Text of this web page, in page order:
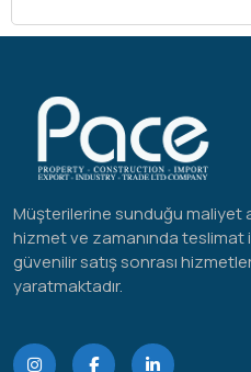
Müşterilerine sunduğu maliyet
hizmet ve zamanında teslimat
güvenilir satış sonrası
yaratmaktadır.